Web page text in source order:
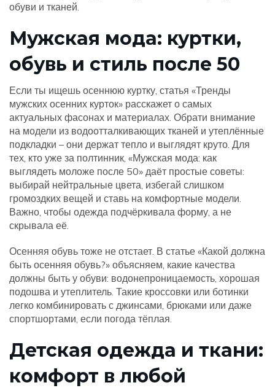
обуви и тканей.
Мужская мода: куртки,
обувь и стиль после 50
Если ты ищешь осеннюю куртку, статья «Тренды
мужских осенних курток» расскажет о самых
актуальных фасонах и материалах. Обрати внимание
на модели из водоотталкивающих тканей и утеплённые
подкладки – они держат тепло и выглядят круто. Для
тех, кто уже за полтинник, «Мужская мода: как
выглядеть моложе после 50» даёт простые советы:
выбирай нейтральные цвета, избегай слишком
громоздких вещей и ставь на комфортные модели.
Важно, чтобы одежда подчёркивала форму, а не
скрывала её.
Осенняя обувь тоже не отстает. В статье «Какой должна
быть осенняя обувь?» объясняем, какие качества
должны быть у обуви: водонепроницаемость, хорошая
подошва и утеплитель. Такие кроссовки или ботинки
легко комбинировать с джинсами, брюками или даже
спортшортами, если погода тёплая.
Детская одежда и ткани:
комфорт в любой